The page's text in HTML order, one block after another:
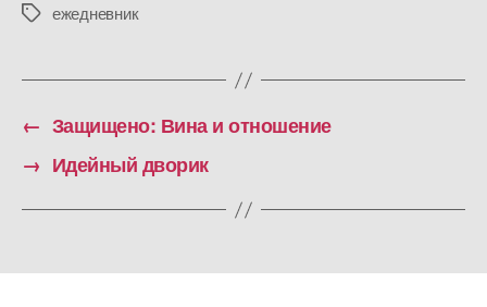
Меткиежедневник
← Защищено: Вина и отношение
→ Идейный дворик